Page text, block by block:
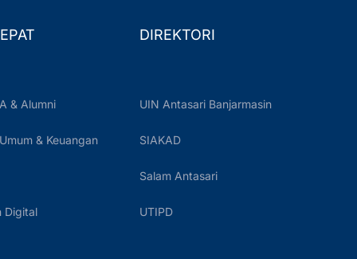
& Alumni
& Keuangan
Digital
DIREKTORI
UIN Antasari Banjarmasin
SIAKAD
Salam Antasari
UTIPD